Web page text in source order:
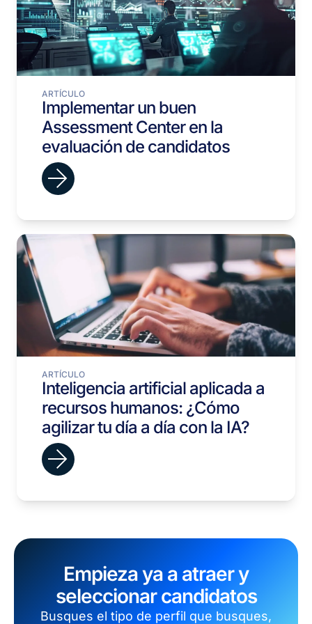
ARTÍCULO
Implementar un buen
Assessment Center en la
evaluación de candidatos
ARTÍCULO
Inteligencia artificial aplicada a
recursos humanos: ¿Cómo
agilizar tu día a día con la IA?
Empieza ya a atraer y
seleccionar candidatos
Busques el tipo de perfil que busques,